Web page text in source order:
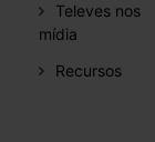
Televes nos
mídia
Recursos